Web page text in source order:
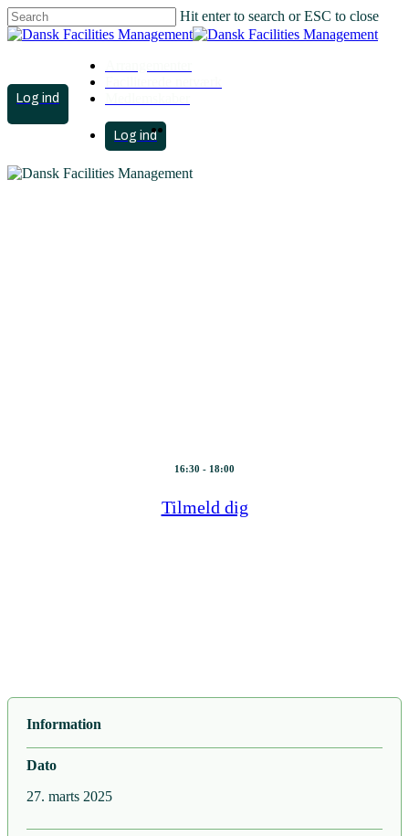
Hit enter to search or ESC to close
Close
search
account
Menu
search
account
16:30 - 18:00
Tilmeld dig
Information
Dato
27. marts 2025